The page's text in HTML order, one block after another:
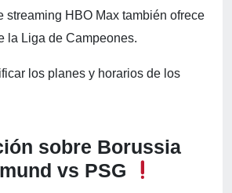
streaming HBO Max también ofrece
la Liga de Campeones.
los planes y horarios de los
sobre Borussia
vs PSG